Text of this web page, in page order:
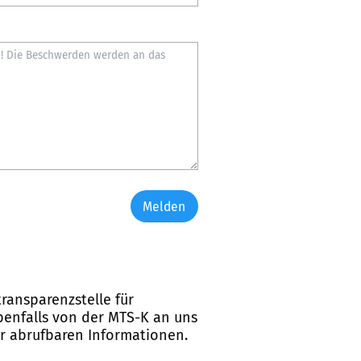
Melden
für
von der MTS-K an uns
abrufbaren Informationen.